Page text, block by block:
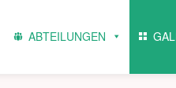
ABTEILUNGEN